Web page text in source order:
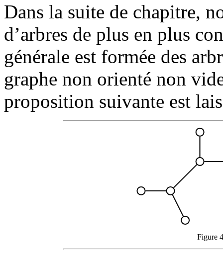
Dans la suite de chapitre,
d’arbres de plus en plus
générale est formée des
graphe non orienté non
proposition suivante est
Figure